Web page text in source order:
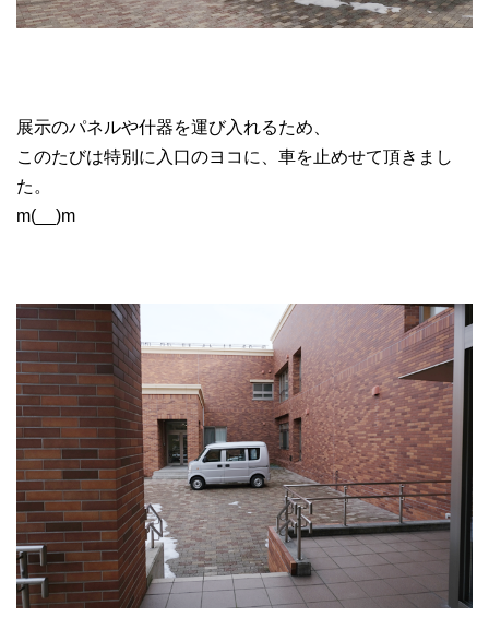
展示のパネルや什器を運び入れるため、
このたびは特別に入口のヨコに、車を止めせて頂きまし
た。
m(__)m